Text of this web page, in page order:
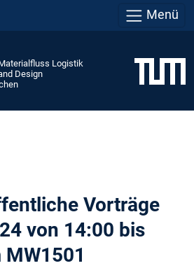
Menü
Logistik
Design
Vorträge
von 14:00 bis